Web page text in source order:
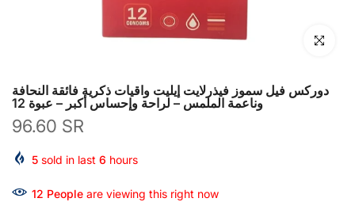
انقر للتكبير
دوركس فيل سموز فيذرلايت إيليت واقيات ذكرية فائقة النحافة
وناعمة الملمس – لراحة وإحساس أكبر – عبوة 12
96.60 SR
5 sold in last 6 hours
12 People are viewing this right now